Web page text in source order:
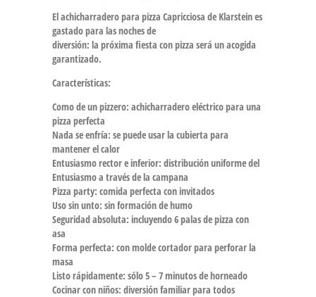
El achicharradero para pizza Capricciosa de Klarstein es
gastado para las noches de
diversión: la próxima fiesta con pizza será un acogida
garantizado.
Características:
Como de un pizzero: achicharradero eléctrico para una
pizza perfecta
Nada se enfría: se puede usar la cubierta para
mantener el calor
Entusiasmo rector e inferior: distribución uniforme del
Entusiasmo a través de la campana
Pizza party: comida perfecta con invitados
Uso sin unto: sin formación de humo
Seguridad absoluta: incluyendo 6 palas de pizza con
asa
Forma perfecta: con molde cortador para perforar la
masa
Listo rápidamente: sólo 5 – 7 minutos de horneado
Cocinar con niños: diversión familiar para todos